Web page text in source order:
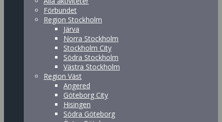
Förbundet
Region Stockholm
Järva
Norra Stockholm
Stockholm City
Södra Stockholm
Västra Stockholm
Region Väst
Angered
Göteborg City
Hisingen
Södra Göteborg